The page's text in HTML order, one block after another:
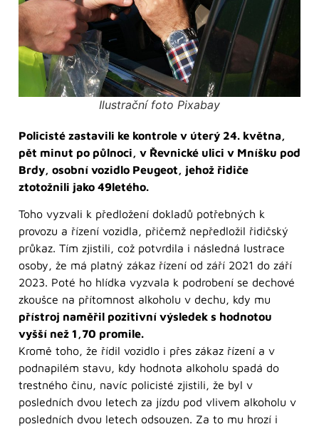
Ilustrační foto Pixabay
Policisté zastavili ke kontrole v úterý 24. května,
pět minut po půlnoci, v Řevnické ulici v Mníšku pod
Brdy, osobní vozidlo Peugeot, jehož řidiče
ztotožnili jako 49letého.
Toho vyzvali k předložení dokladů potřebných k
provozu a řízení vozidla, přičemž nepředložil řidičský
průkaz. Tím zjistili, což potvrdila i následná lustrace
osoby, že má platný zákaz řízení od září 2021 do září
2023. Poté ho hlídka vyzvala k podrobení se dechové
zkoušce na přítomnost alkoholu v dechu, kdy mu
přístroj naměřil pozitivní výsledek s hodnotou
vyšší než 1,70 promile.
Kromě toho, že řídil vozidlo i přes zákaz řízení a v
podnapilém stavu, kdy hodnota alkoholu spadá do
trestného činu, navíc policisté zjistili, že byl v
posledních dvou letech za jízdu pod vlivem alkoholu v
posledních dvou letech odsouzen. Za to mu hrozí i